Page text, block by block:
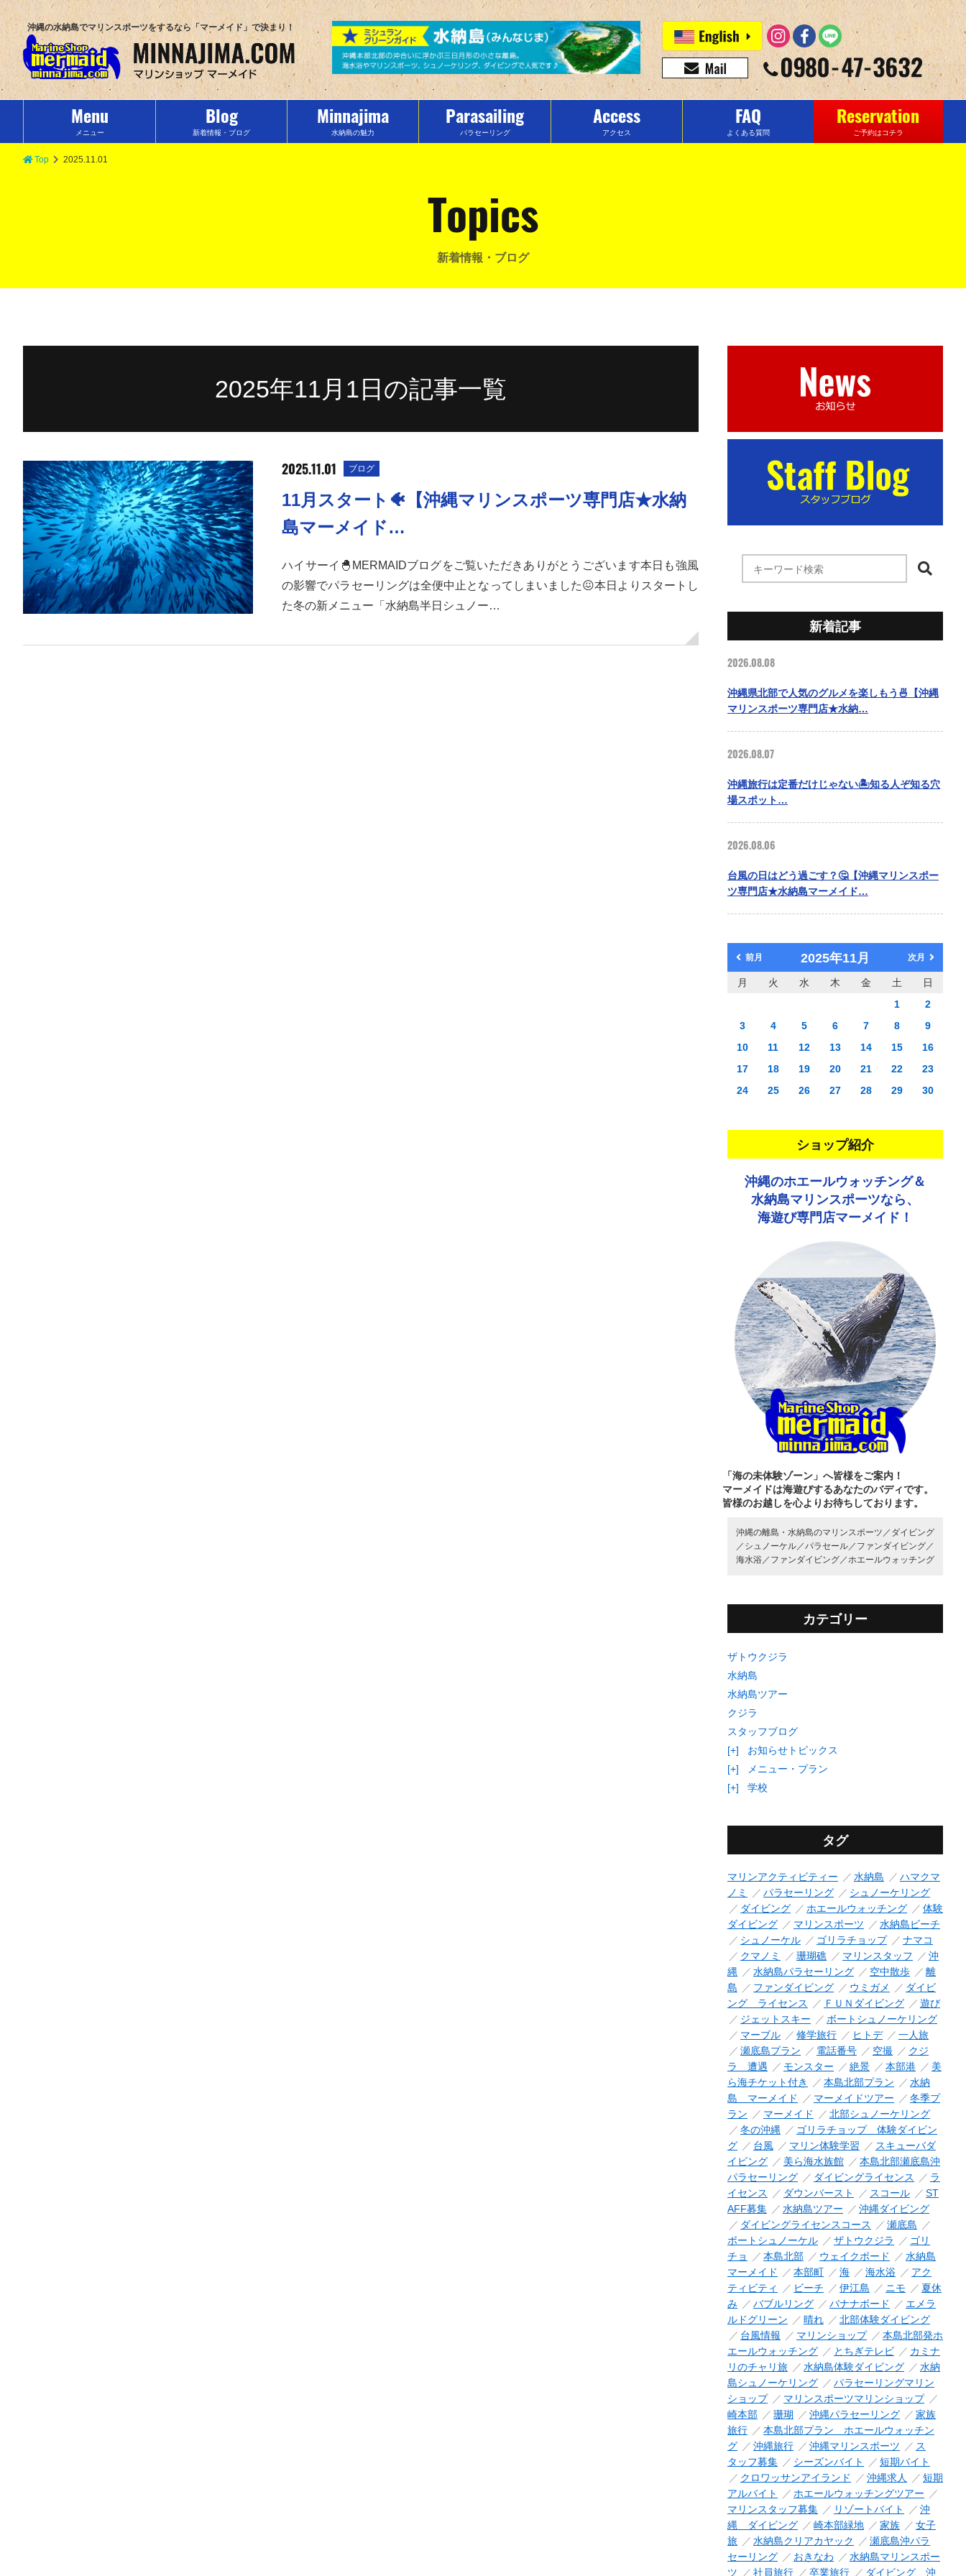
沖縄の水納島でマリンスポーツをするなら「マーメイド」で決まり！
Menu
メニュー
Blog
新着情報・ブログ
Minnajima
水納島の魅力
Parasailing
パラセーリング
Access
アクセス
FAQ
よくある質問
Reservation
ご予約はコチラ
Top 2025.11.01
Topics
新着情報・ブログ
2025年11月1日の記事一覧
2025.11.01 ブログ
11月スタート🐠【沖縄マリンスポーツ専門店★水納
島マーメイド…
ハイサーイ🐣MERMAIDブログをご覧いただきありがとうございます本日も強風
の影響でパラセーリングは全便中止となってしまいました😖本日よりスタートし
た冬の新メニュー「水納島半日シュノー…
新着記事
2026.08.08
沖縄県北部で人気のグルメを楽しもう🍜【沖縄
マリンスポーツ専門店★水納…
2026.08.07
沖縄旅行は定番だけじゃない🏝️知る人ぞ知る穴
場スポット…
2026.08.06
台風の日はどう過ごす？🤔【沖縄マリンスポー
ツ専門店★水納島マーメイド…
前月 2025年11月 次月
月 火 水 木 金 土
日
1
2
3
4 5 6 7 8
9
10
11 12 13 14 15
16
17
18 19 20 21 22
23
24
25 26 27 28 29 30
ショップ紹介
沖縄のホエールウォッチング＆
水納島マリンスポーツなら、
海遊び専門店マーメイド！
「海の未体験ゾーン」へ皆様をご案内！
マーメイドは海遊びするあなたのバディです。
皆様のお越しを心よりお待ちしております。
沖縄の離島・水納島のマリンスポーツ／ ダイビング
／ シュノーケル／ パラセール／ ファンダイビング／
海水浴／ ファンダイビング／ ホエールウォッチング
カテゴリー
ザトウクジラ
水納島
水納島ツアー
クジラ
スタッフブログ
[+]
お知らせトピックス
[+]
メニュー・プラン
[+]
学校
タグ
マリンアクティビティー 水納島
ハマクマ
ノミ
パラセーリング
シュノーケリング
ダイビング
ホエールウォッチング
体験
ダイビング
マリンスポーツ
水納島ビーチ
シュノーケル
ゴリラチョップ
ナマコ
クマノミ
珊瑚礁 マリンスタッフ
沖
縄
水納島パラセーリング 空中散歩
離
島
ファンダイビング ウミガメ
ダイビ
ング ライセンス
ＦＵＮダイビング
遊び
ジェットスキー
ボートシュノーケリング
マーブル
修学旅行 ヒトデ
一人旅
瀬底島プラン
電話番号 空撮
クジ
ラ 遭遇
モンスター 絶景 本部港
美
ら海チケット付き
本島北部プラン
水納
島 マーメイド
マーメイドツアー
冬季プ
ラン
マーメイド
北部シュノーケリング
冬の沖縄
ゴリラチョップ 体験ダイビン
グ
台風 マリン体験学習
スキューバダ
イビング
美ら海水族館
本島北部瀬底島沖
パラセーリング
ダイビングライセンス
ラ
イセンス
ダウンバースト スコール
ST
AFF募集
水納島ツアー
沖縄ダイビング
ダイビングライセンスコース
瀬底島
ボートシュノーケル
ザトウクジラ
ゴリ
チョ
本島北部 ウェイクボード
水納島
マーメイド
本部町 海 海水浴
アク
ティビティ
ビーチ 伊江島 ニモ
夏休
み
バブルリング バナナボード
エメラ
ルドグリーン
晴れ
北部体験ダイビング
台風情報
マリンショップ
本島北部発ホ
エールウォッチング
とちぎテレビ
カミナ
リのチャリ旅
水納島体験ダイビング
水納
島シュノーケリング
パラセーリングマリン
ショップ
マリンスポーツマリンショップ
崎本部
珊瑚 沖縄パラセーリング
家族
旅行
本島北部プラン ホエールウォッチン
グ
沖縄旅行 沖縄マリンスポーツ
ス
タッフ募集
シーズンバイト
短期バイト
クロワッサンアイランド
沖縄求人
短期
アルバイト
ホエールウォッチングツアー
マリンスタッフ募集
リゾートバイト
沖
縄 ダイビング
崎本部緑地 家族
女子
旅
水納島クリアカヤック
瀬底島沖パラ
セーリング
おきなわ
水納島マリンスポー
ツ
社員旅行 卒業旅行 ダイビング 沖